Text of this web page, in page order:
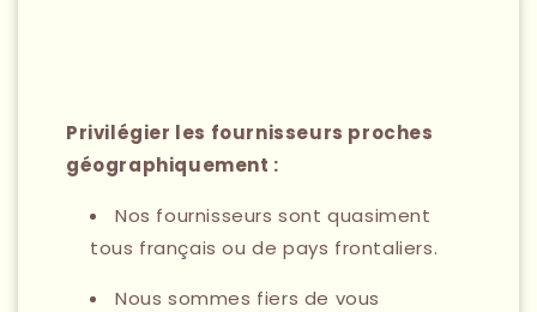
Privilégier les fournisseurs proches
géographiquement :
Nos fournisseurs sont quasiment
tous français ou de pays frontaliers.
Nous sommes fiers de vous